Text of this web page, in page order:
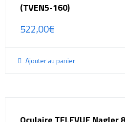
(TVEN5-160)
522,00€
Ajouter au panier